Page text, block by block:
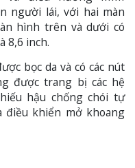
người lái, với hai màn
hình trên và dưới có
8,6 inch.
bọc da và có các nút
được trang bị các hệ
hậu chống chói tự
điều khiển mở khoang